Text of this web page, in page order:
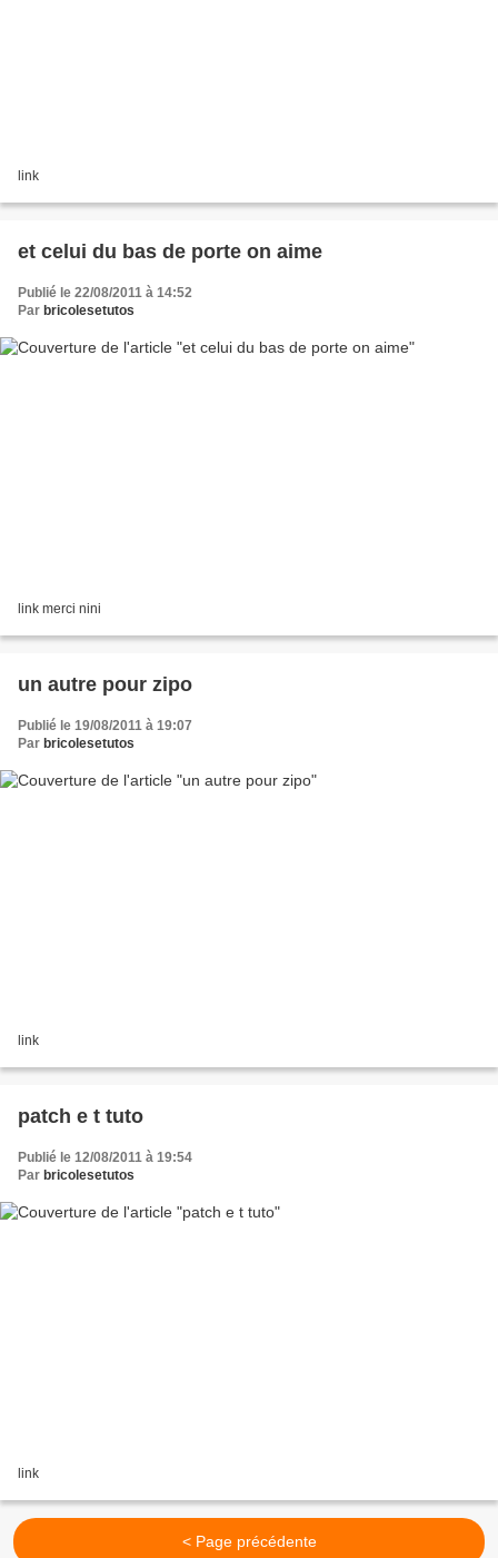
link
et celui du bas de porte on aime
Publié le 22/08/2011 à 14:52
Par bricolesetutos
link merci nini
un autre pour zipo
Publié le 19/08/2011 à 19:07
Par bricolesetutos
link
patch e t tuto
Publié le 12/08/2011 à 19:54
Par bricolesetutos
link
< Page précédente